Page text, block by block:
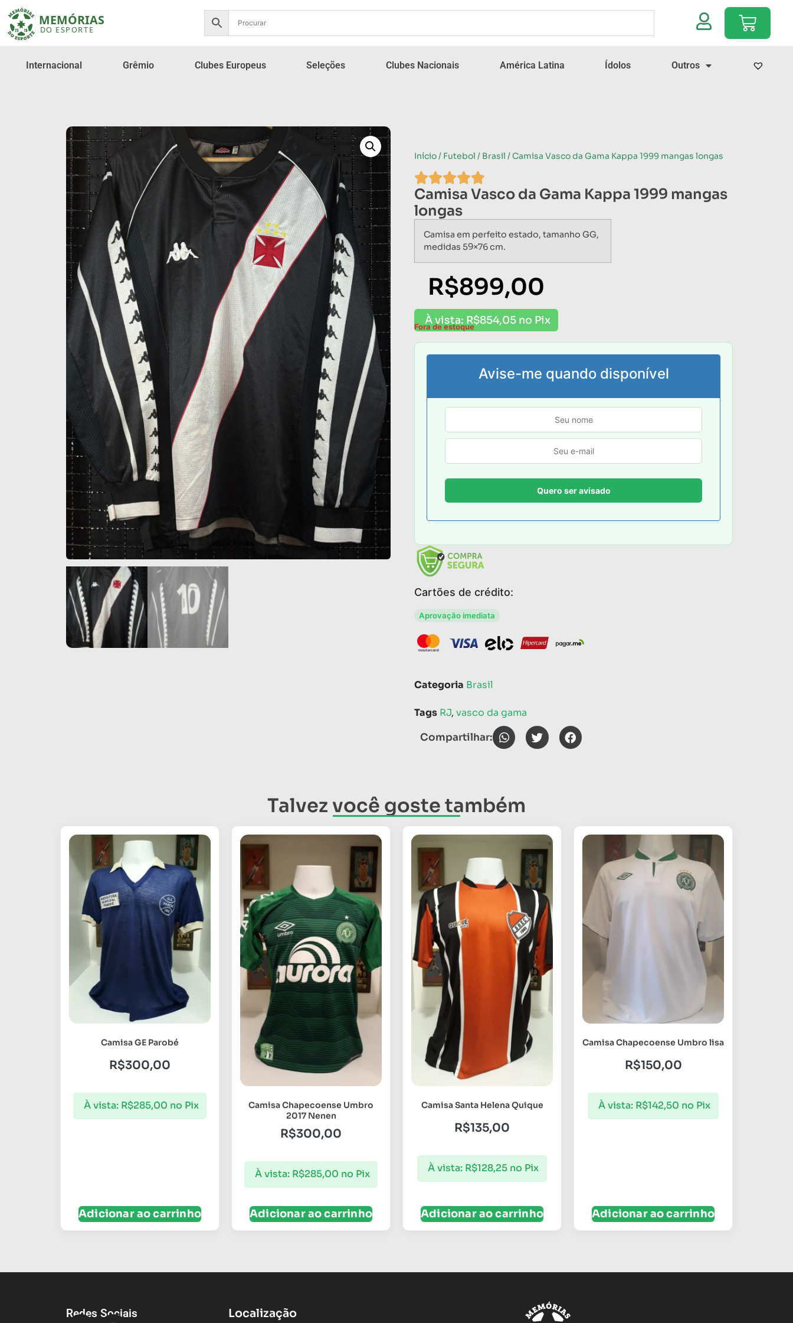
Internacional Grêmio Clubes Europeus Seleções Clubes Nacionais América Latina Ídolos Outros
Início/ Futebol / Brasil / Camisa Vasco da Gama Kappa 1999 mangas longas
Camisa Vasco da Gama Kappa 1999 mangas
longas
Camisa em perfeito estado, tamanho GG,
medidas 59×76 cm.
R$899,00
À vista: R$854,05 no Pix
Fora de estoque
Avise-me quando disponível
Cartões de crédito:
Aprovação imediata
Categoria Brasil
Tags RJ, vasco da gama
Compartilhar:
Talvez você goste também
Camisa GE Parobé
R$300,00
À vista: R$285,00 no Pix
Adicionar ao carrinho
Camisa Chapecoense Umbro
2017 Nenen
R$300,00
À vista: R$285,00 no Pix
Adicionar ao carrinho
Camisa Santa Helena Quique
R$135,00
À vista: R$128,25 no Pix
Adicionar ao carrinho
Camisa Chapecoense Umbro lisa
R$150,00
À vista: R$142,50 no Pix
Adicionar ao carrinho
Redes Sociais Localização